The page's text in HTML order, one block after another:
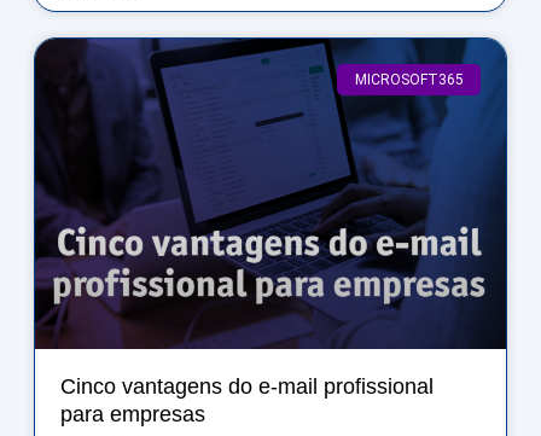
MICROSOFT365
Cinco vantagens do e-mail profissional
para empresas